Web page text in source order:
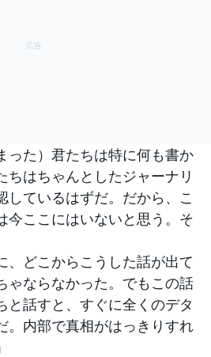
った）君たちは特に何も書か
ちはちゃんとしたジャーナリ
しているはずだ。だから、こ
今ここにはいないと思う。そ
、どこからこうした話が出て
ゃならなかった。でもこの話
と話すと、すぐに全くのデタ
。内部で真相がはっきりすれ